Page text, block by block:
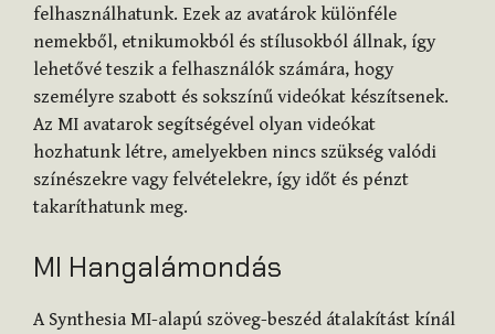
felhasználhatunk. Ezek az avatárok különféle
nemekből, etnikumokból és stílusokból állnak, így
lehetővé teszik a felhasználók számára, hogy
személyre szabott és sokszínű videókat készítsenek.
Az MI avatarok segítségével olyan videókat
hozhatunk létre, amelyekben nincs szükség valódi
színészekre vagy felvételekre, így időt és pénzt
takaríthatunk meg.
MI Hangalámondás
A Synthesia MI-alapú szöveg-beszéd átalakítást kínál